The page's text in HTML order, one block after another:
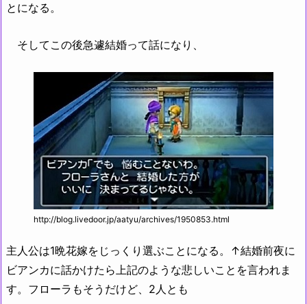
とになる。
そしてこの後急遽結婚って話になり、
http://blog.livedoor.jp/aatyu/archives/1950853.html
主人公は1晩花嫁をじっくり選ぶことになる。↑結婚前夜に
ビアンカに話かけたら上記のような悲しいことを言われま
す。フローラもそうだけど、2人とも